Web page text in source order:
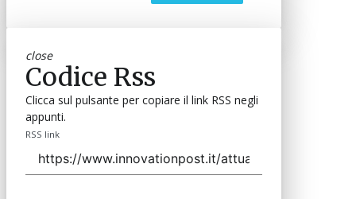
close
Codice Rss
Clicca sul pulsante per copiare il link RSS negli
appunti.
RSS link